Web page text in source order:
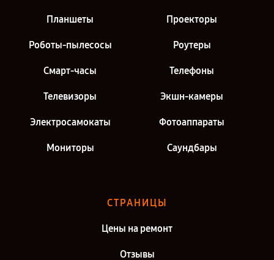
Планшеты Проекторы
Роботы-пылесосы Роутеры
Смарт-часы Телефоны
Телевизоры Экшн-камеры
Электросамокаты Фотоаппараты
Мониторы Саундбары
СТРАНИЦЫ
Цены на ремонт
Отзывы